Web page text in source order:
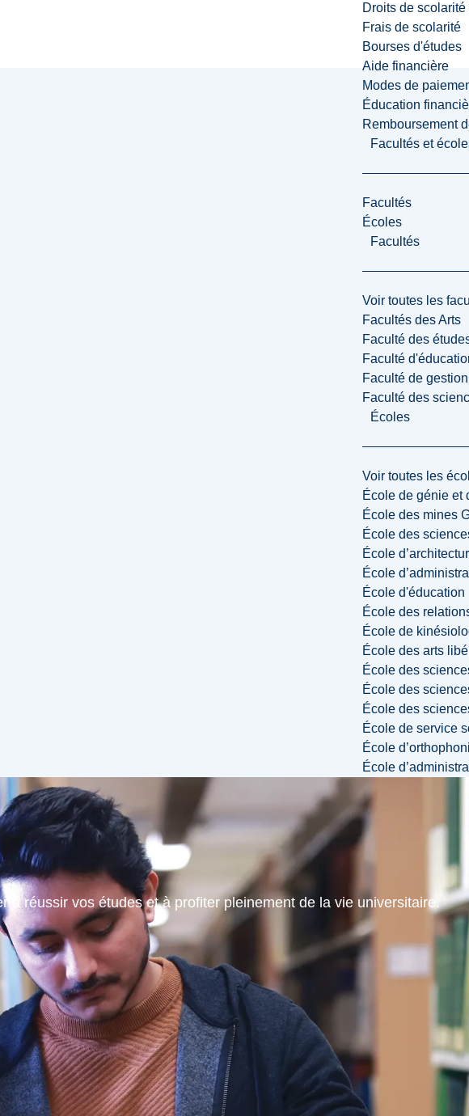
Droits de
Frais de scolarité
Bourses d'études
Aide financière
Modes de
Éducation
Remboursement
Facultés et
Facultés
Écoles
Facultés
Voir toutes les
Facultés des Arts
Faculté des
Faculté
Faculté de gestion
Faculté des
Écoles
Voir toutes les
École de génie et
École des mines
École des
École
École
École d'éducation
École des
École de
École des arts
École des
École des
École des
École de service
École
École
à réussir vos études et à profiter pleinement de la vie universitaire.